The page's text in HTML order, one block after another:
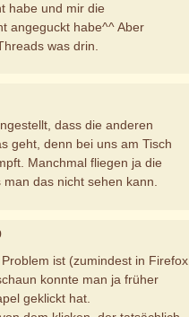
habe und mir die
angeguckt habe^^ Aber
was drin.
dass die anderen
geht, denn bei uns am Tisch
Manchmal fliegen ja die
das nicht sehen kann.
ist (zumindest in Firefox
konnte man ja früher
geklickt hat.